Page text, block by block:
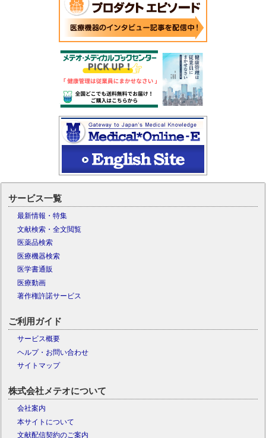
サービス一覧
最新情報・特集
文献検索・全文閲覧
医薬品検索
医療機器検索
医学書通販
医療動画
著作権許諾サービス
ご利用ガイド
サービス概要
ヘルプ・お問い合わせ
サイトマップ
株式会社メテオについて
会社案内
本サイトについて
文献配信契約のご案内